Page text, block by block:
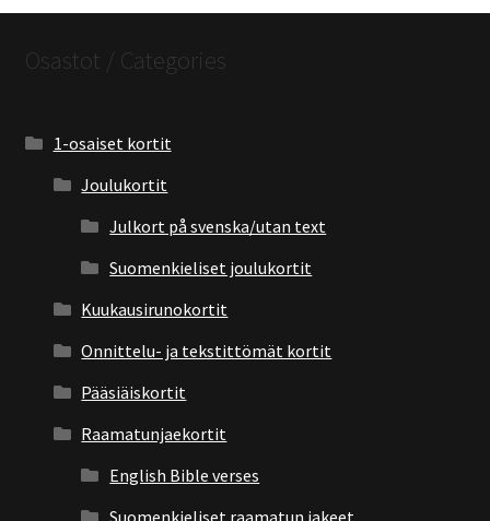
Osastot / Categories
1-osaiset kortit
Joulukortit
Julkort på svenska/utan text
Suomenkieliset joulukortit
Kuukausirunokortit
Onnittelu- ja tekstittömät kortit
Pääsiäiskortit
Raamatunjaekortit
English Bible verses
Suomenkieliset raamatun jakeet